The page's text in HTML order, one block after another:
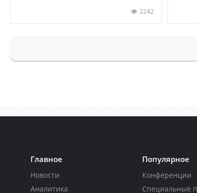
2242
Главное
Новости
Аналитика
Популярное
Конференции
Специальные